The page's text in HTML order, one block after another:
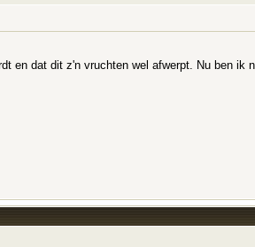
en dat dit z'n vruchten wel afwerpt. Nu ben ik